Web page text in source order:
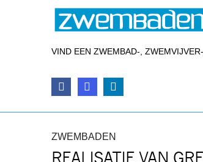
VIND EEN ZWEMBAD-,
ZWEMBADEN